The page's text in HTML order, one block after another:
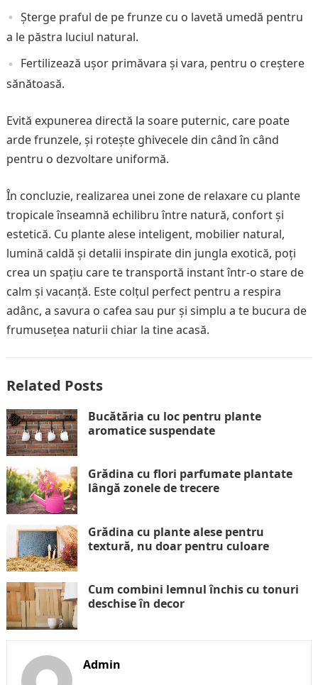
Șterge praful de pe frunze cu o lavetă umedă pentru
a le păstra luciul natural.
Fertilizează ușor primăvara și vara, pentru o creștere
sănătoasă.
Evită expunerea directă la soare puternic, care poate
arde frunzele, și rotește ghivecele din când în când
pentru o dezvoltare uniformă.
În concluzie, realizarea unei zone de relaxare cu plante
tropicale înseamnă echilibru între natură, confort și
estetică. Cu plante alese inteligent, mobilier natural,
lumină caldă și detalii inspirate din jungla exotică, poți
crea un spațiu care te transportă instant într-o stare de
calm și vacanță. Este colțul perfect pentru a respira
adânc, a savura o cafea sau pur și simplu a te bucura de
frumusețea naturii chiar la tine acasă.
Related Posts
Bucătăria cu loc pentru plante
aromatice suspendate
Grădina cu flori parfumate plantate
lângă zonele de trecere
Grădina cu plante alese pentru
textură, nu doar pentru culoare
Cum combini lemnul închis cu tonuri
deschise în decor
Admin